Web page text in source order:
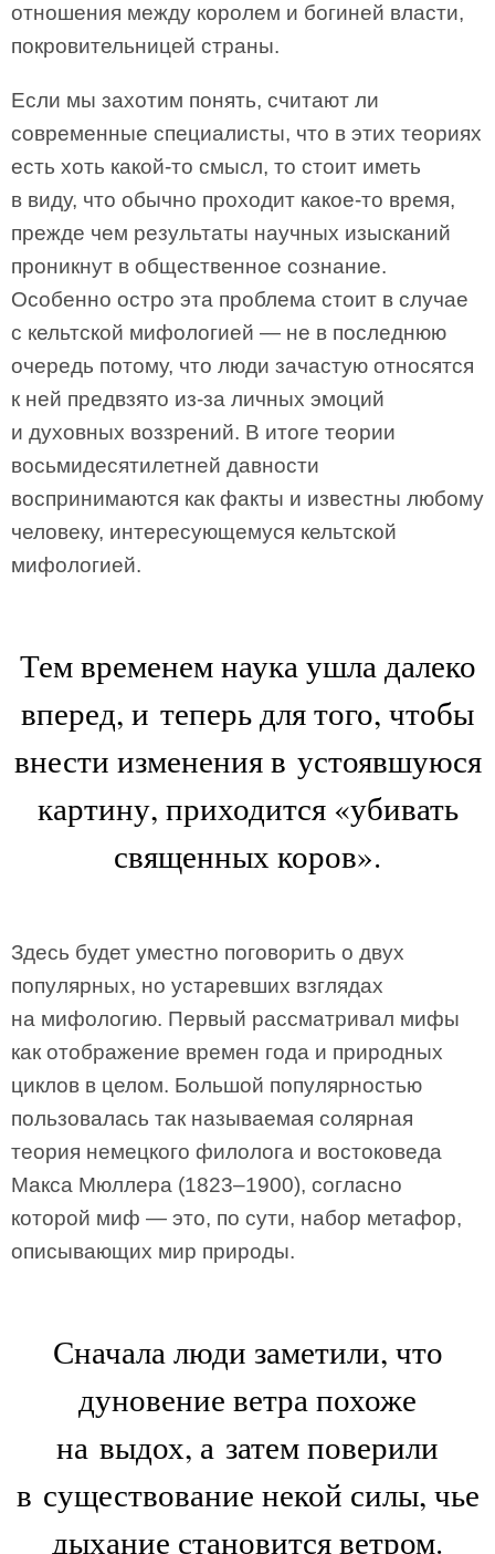
отношения между королем и богиней власти,
покровительницей страны.
Если мы захотим понять, считают ли
современные специалисты, что в этих теориях
есть хоть какой-то смысл, то стоит иметь
в виду, что обычно проходит какое-то время,
прежде чем результаты научных изысканий
проникнут в общественное сознание.
Особенно остро эта проблема стоит в случае
с кельтской мифологией — не в последнюю
очередь потому, что люди зачастую относятся
к ней предвзято из-за личных эмоций
и духовных воззрений. В итоге теории
восьмидесятилетней давности
воспринимаются как факты и известны любому
человеку, интересующемуся кельтской
мифологией.
Тем временем наука ушла далеко
вперед, и теперь для того, чтобы
внести изменения в устоявшуюся
картину, приходится «убивать
священных коров».
Здесь будет уместно поговорить о двух
популярных, но устаревших взглядах
на мифологию. Первый рассматривал мифы
как отображение времен года и природных
циклов в целом. Большой популярностью
пользовалась так называемая солярная
теория немецкого филолога и востоковеда
Макса Мюллера (1823–1900), согласно
которой миф — это, по сути, набор метафор,
описывающих мир природы.
Сначала люди заметили, что
дуновение ветра похоже
на выдох, а затем поверили
в существование некой силы, чье
дыхание становится ветром.